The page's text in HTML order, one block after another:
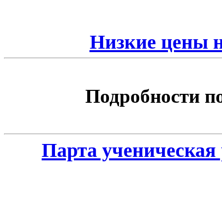
Низкие цены
Подробности
Парта